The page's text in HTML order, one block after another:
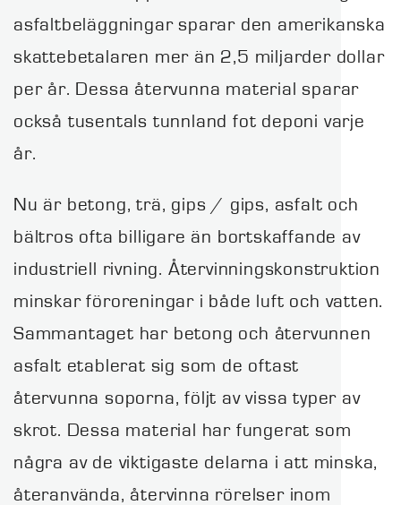
asfaltbeläggningar sparar den amerikanska
skattebetalaren mer än 2,5 miljarder dollar
per år. Dessa återvunna material sparar
också tusentals tunnland fot deponi varje
år.
Nu är betong, trä, gips / gips, asfalt och
bältros ofta billigare än bortskaffande av
industriell rivning. Återvinningskonstruktion
minskar föroreningar i både luft och vatten.
Sammantaget har betong och återvunnen
asfalt etablerat sig som de oftast
återvunna soporna, följt av vissa typer av
skrot. Dessa material har fungerat som
några av de viktigaste delarna i att minska,
återanvända, återvinna rörelser inom